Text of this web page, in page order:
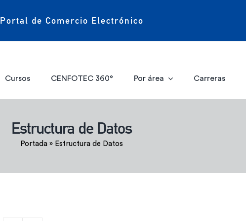
Portal de Comercio Electrónico
Cursos CENFOTEC 360° Por área Carreras
Estructura de Datos
Portada » Estructura de Datos